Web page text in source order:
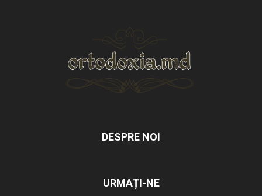
DESPRE NOI
URMAȚI-NE